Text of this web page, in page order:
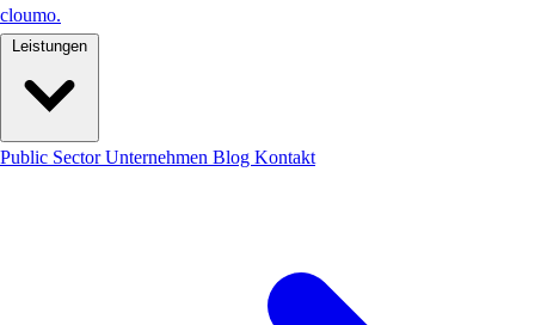
cloumo.
Public SectorUnternehmen Blog Kontakt